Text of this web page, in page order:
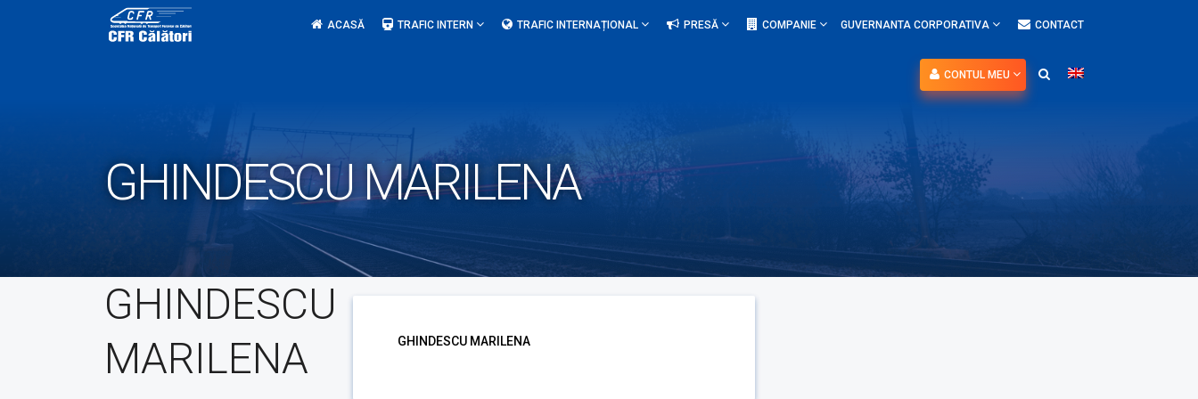
ACASĂ TRAFIC INTERN TRAFIC INTERNAȚIONAL PRESĂ COMPANIE GUVERNANTA CORPORATIVA CONTACT
CONTUL MEU
GHINDESCU MARILENA
GHINDESCU
MARILENA
GHINDESCU MARILENA